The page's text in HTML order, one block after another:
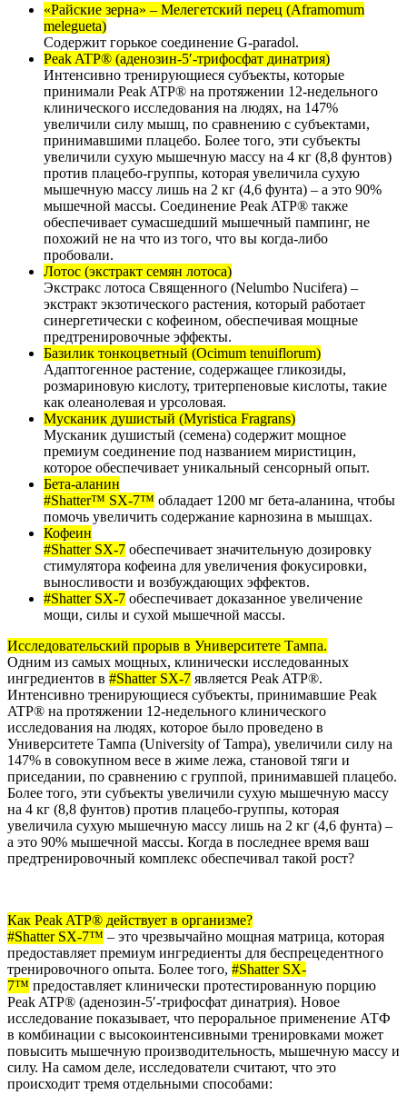
«Райские зерна» – Мелегетский перец (Aframomum
melegueta)
Содержит горькое соединение G-paradol.
Peak ATP® (аденозин-5′-трифосфат динатрия)
Интенсивно тренирующиеся субъекты, которые
принимали Peak ATP® на протяжении 12-недельного
клинического исследования на людях, на 147%
увеличили силу мышц, по сравнению с субъектами,
принимавшими плацебо. Более того, эти субъекты
увеличили сухую мышечную массу на 4 кг (8,8 фунтов)
против плацебо-группы, которая увеличила сухую
мышечную массу лишь на 2 кг (4,6 фунта) – а это 90%
мышечной массы. Соединение Peak ATP® также
обеспечивает сумасшедший мышечный пампинг, не
похожий не на что из того, что вы когда-либо
пробовали.
Лотос (экстракт семян лотоса)
Экстракс лотоса Священного (Nelumbo Nucifera) –
экстракт экзотического растения, который работает
синергетически с кофеином, обеспечивая мощные
предтренировочные эффекты.
Базилик тонкоцветный (Ocimum tenuiflorum)
Адаптогенное растение, содержащее гликозиды,
розмариновую кислоту, тритерпеновые кислоты, такие
как олеанолевая и урсоловая.
Мусканик душистый (Myristica Fragrans)
Мусканик душистый (семена) содержит мощное
премиум соединение под названием миристицин,
которое обеспечивает уникальный сенсорный опыт.
Бета-аланин
#Shatter™ SX-7™ обладает 1200 мг бета-аланина, чтобы
помочь увеличить содержание карнозина в мышцах.
Кофеин
#Shatter SX-7 обеспечивает значительную дозировку
стимулятора кофеина для увеличения фокусировки,
выносливости и возбуждающих эффектов.
#Shatter SX-7 обеспечивает доказанное увеличение
мощи, силы и сухой мышечной массы.
Исследовательский прорыв в Университете Тампа.
Одним из самых мощных, клинически исследованных
ингредиентов в #Shatter SX-7 является Peak ATP®.
Интенсивно тренирующиеся субъекты, принимавшие Peak
ATP® на протяжении 12-недельного клинического
исследования на людях, которое было проведено в
Университете Тампа (University of Tampa), увеличили силу на
147% в совокупном весе в жиме лежа, становой тяги и
приседании, по сравнению с группой, принимавшей плацебо.
Более того, эти субъекты увеличили сухую мышечную массу
на 4 кг (8,8 фунтов) против плацебо-группы, которая
увеличила сухую мышечную массу лишь на 2 кг (4,6 фунта) –
а это 90% мышечной массы. Когда в последнее время ваш
предтренировочный комплекс обеспечивал такой рост?
Как Peak ATP® действует в организме?
#Shatter SX-7™ – это чрезвычайно мощная матрица, которая
предоставляет премиум ингредиенты для беспрецедентного
тренировочного опыта. Более того, #Shatter SX-
7™ предоставляет клинически протестированную порцию
Peak ATP® (аденозин-5′-трифосфат динатрия). Новое
исследование показывает, что пероральное применение АТФ
в комбинации с высокоинтенсивными тренировками может
повысить мышечную производительность, мышечную массу и
силу. На самом деле, исследователи считают, что это
происходит тремя отдельными способами: